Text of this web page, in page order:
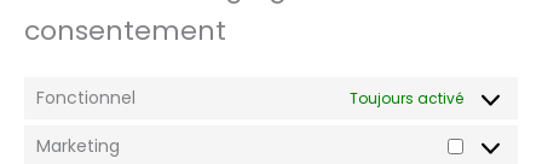
consentement
Fonctionnel Toujours activé
Marketing